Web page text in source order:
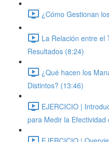
¿Cómo Gestionan
La Relación entre el
Resultados (8:24)
¿Qué hacen los
Distintos? (13:46)
EJERCICIO |
para Medir la